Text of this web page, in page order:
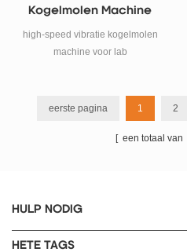
Kogelmolen Machine
high-speed vibratie kogelmolen
machine voor lab
eerste pagina 1 2
[ een totaal van
HULP NODIG
HETE TAGS